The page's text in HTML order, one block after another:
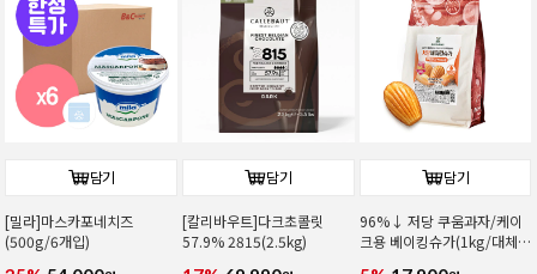
담기
[밀라]마스카포네치즈
(500g/6개입)
담기
[칼리바우트]다크초콜릿
57.9% 2815(2.5kg)
담기
96%↓ 저당 쿠움과자/케이
크용 베이킹슈가(1kg/대체